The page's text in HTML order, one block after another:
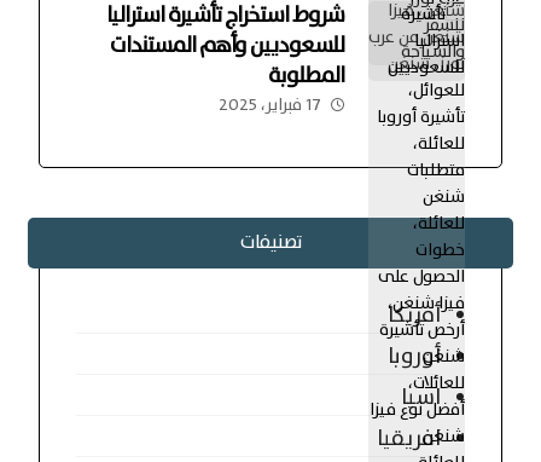
شروط استخراج تأشيرة استراليا
للسعوديين وأهم المستندات
المطلوبة
17 فبراير، 2025
تصنيفات
أمريكا
أوروبا
اسيا
افريقيا